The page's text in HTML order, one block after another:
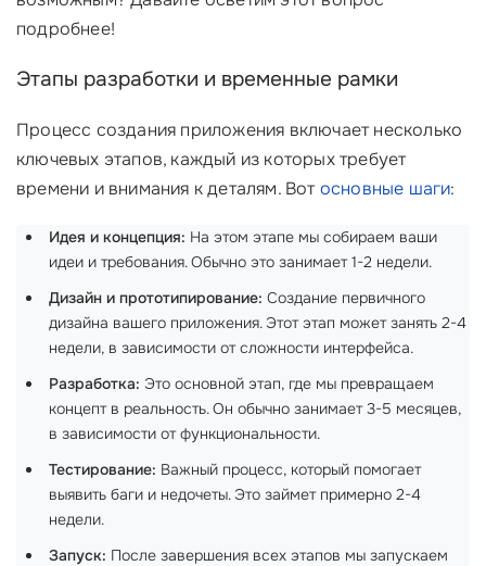
подробнее!
Этапы разработки и временные рамки
Процесс создания приложения включает несколько
ключевых этапов, каждый из которых требует
времени и внимания к деталям. Вотосновные шаги:
Идея и концепция: На этом этапе мы собираем ваши
идеи и требования. Обычно это занимает 1-2 недели.
Дизайн и прототипирование: Создание первичного
дизайна вашего приложения. Этот этап может занять 2-4
недели, в зависимости от сложности интерфейса.
Разработка: Это основной этап, где мы превращаем
концепт в реальность. Он обычно занимает 3-5 месяцев,
в зависимости от функциональности.
Тестирование: Важный процесс, который помогает
выявить баги и недочеты. Это займет примерно 2-4
недели.
Запуск: После завершения всех этапов мы запускаем